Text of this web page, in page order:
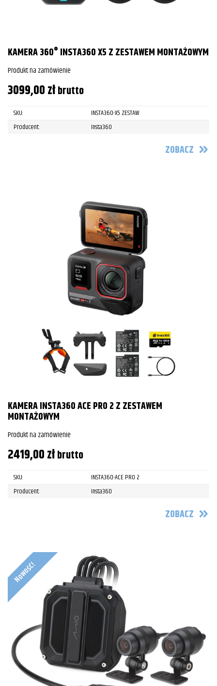
KAMERA 360° INSTA360 X5 Z ZESTAWEM MONTAŻOWYM
Produkt na zamówienie
3099,00złbrutto
SKU:
INSTA360-X5 ZESTAW
Producent:
Insta360
ZOBACZ
KAMERA INSTA360 ACE PRO 2 Z ZESTAWEM
MONTAŻOWYM
Produkt na zamówienie
2419,00złbrutto
SKU:
INSTA360-ACE PRO 2
Producent:
Insta360
ZOBACZ
Nowość!